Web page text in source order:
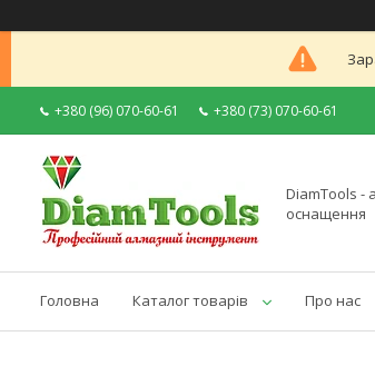
+380 (96) 070-60-61 +380 (73) 070-60-61
DiamTools -
оснащення
Головна Каталог товарів Про нас